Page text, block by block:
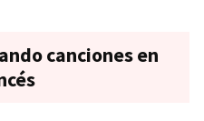
canciones en